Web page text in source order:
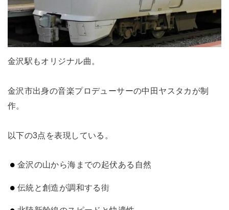
金沢駅もオリジナル曲。
金沢市出身の音楽プロデューサーの中田ヤスタカが制
作。
以下の3点を表現している。
金沢の山から海までの起伏ある自然
伝統と創造が調和する街